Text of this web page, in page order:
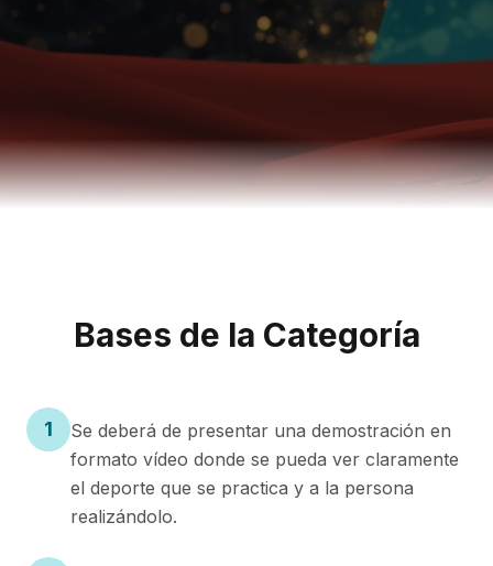
Bases de la Categoría
1
Se deberá de presentar una demostración en
formato vídeo donde se pueda ver claramente
el deporte que se practica y a la persona
realizándolo.